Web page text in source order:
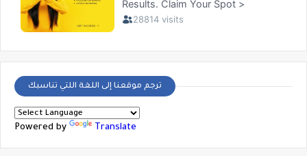
ترجم موقعنا إلى اللغة اللتي تناسبك
Powered by Translate